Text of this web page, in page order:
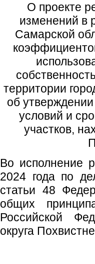
О проекте
изменений в
Самарской
территории
об
условий и
участков,
Во исполнение
2024 года по
статьи 48
общих
Российской
округа